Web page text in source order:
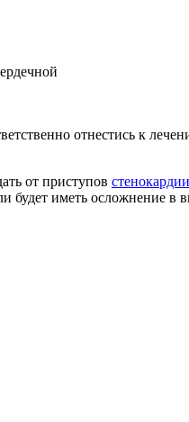
отнестись к
от приступов стенокардии
будет иметь осложнение в